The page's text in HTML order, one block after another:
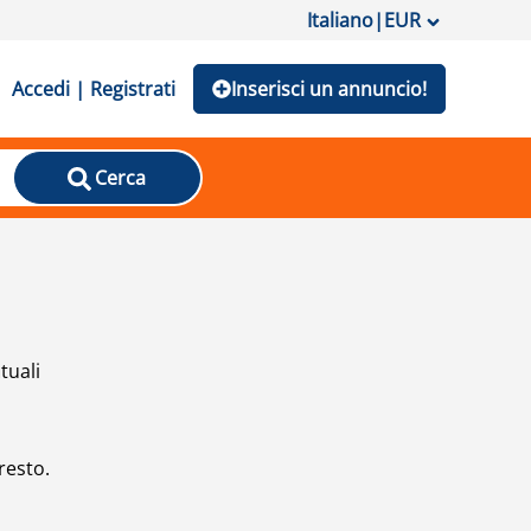
Italiano|EUR
Accedi | Registrati Inserisci un annuncio!
Cerca